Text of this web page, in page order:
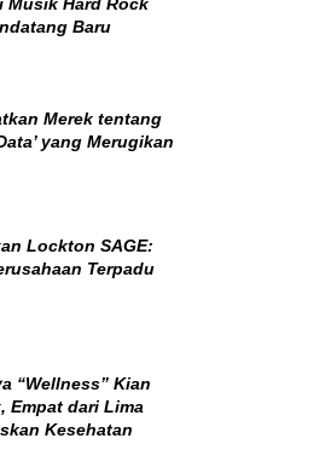
Musik Hard Rock
Baru
Merek tentang
yang Merugikan
Lockton SAGE:
Terpadu
“Wellness” Kian
Empat dari Lima
Kesehatan